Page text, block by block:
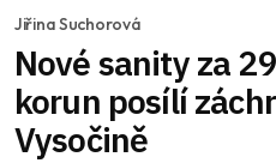
Jiřina Suchorová
Nové sanity za
korun posílí
Vysočině